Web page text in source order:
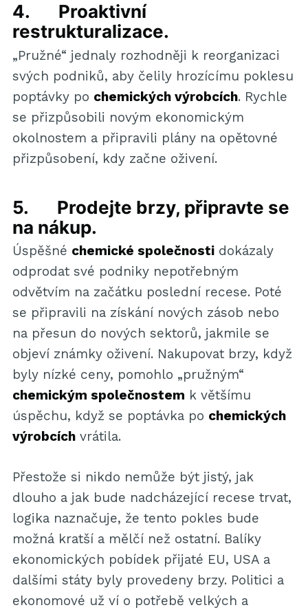
4. Proaktivní
restrukturalizace.
„Pružné“ jednaly rozhodněji k reorganizaci
svých podniků, aby čelily hrozícímu poklesu
poptávky po chemických výrobcích. Rychle
se přizpůsobili novým ekonomickým
okolnostem a připravili plány na opětovné
přizpůsobení, kdy začne oživení.
5. Prodejte brzy, připravte se
na nákup.
Úspěšné chemické společnostidokázaly
odprodat své podniky nepotřebným
odvětvím na začátku poslední recese. Poté
se připravili na získání nových zásob nebo
na přesun do nových sektorů, jakmile se
objeví známky oživení. Nakupovat brzy, když
byly nízké ceny, pomohlo „pružným“
chemickým společnostem k většímu
úspěchu, když se poptávka po chemických
výrobcíchvrátila.
Přestože si nikdo nemůže být jistý, jak
dlouho a jak bude nadcházející recese trvat,
logika naznačuje, že tento pokles bude
možná kratší a mělčí než ostatní. Balíky
ekonomických pobídek přijaté EU, USA a
dalšími státy byly provedeny brzy. Politici a
ekonomové už ví o potřebě velkých a